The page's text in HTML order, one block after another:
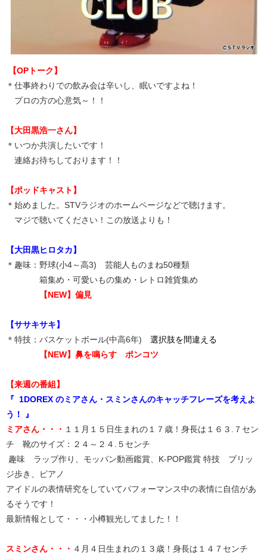
【OPトーク】
＊仕事終わりでの飲み会は辛いし、眠いですよね！
プロの方の心意気～！！
【大田黒浩一さん】
＊いつか共演したいです！
連絡お待ちしております！！
【ポッドキャスト】
＊始めました。STVラジオのホームページなどで聴けます。
マジで聴いてください！この放送よりも！
【大田黒ヒロタカ】
＊趣味：野球(小4～高3) 芸能人ものまね50種類
箱集め・可愛いもの集め・レトロ雑貨集め
【NEW】偏見
【ササキサキ】
＊特技：バスケットボール(中高6年) 選択肢を間違える
【NEW】 鼻を鳴らす ポンコツ
【来週の番組】
『 1DOREX のミアさん・スミンさんのキャッチフレーズを考えよ
う！ 』
ミアさん・・・ １１月１５日生まれの１７歳！身長は１６３.７セン
チ 靴のサイズ：２４～２４.５センチ
趣味 ラップ作り、モッパン動画鑑賞、K-POP鑑賞 特技 ブリッ
ジ歩き、ピアノ
アイドルの表情研究をしていてパフォーマンス中の表情に自信があ
るそうです！
最新情報として・・・小樽観光してました！！
スミンさん・・・ ４月４日生まれの１３歳！身長は１４７センチ